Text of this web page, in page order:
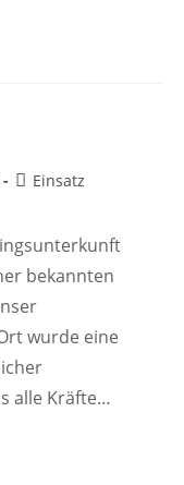
Beitrags-
Einsatz
bekannten
wurde eine
alle Kräfte…